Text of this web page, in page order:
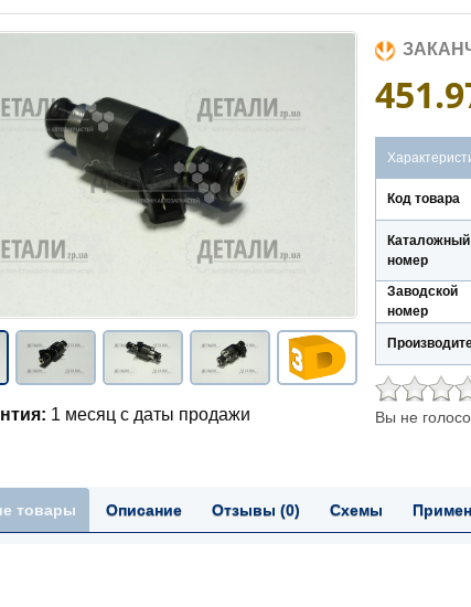
1 месяц с даты продажи
Код товара
Каталожный
номер
Заводской
номер
Вы не
товары Описание Отзывы (0) Схемы